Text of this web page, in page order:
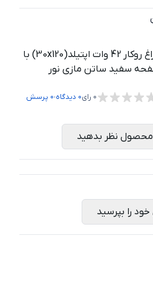
چراغ روکار 42 وات اپتیلد(30x120) با
سفید ساتن مازی نور
0 رای0 دیدگاه،0 پرسش
محصول نظر بدهید
را بپرسید